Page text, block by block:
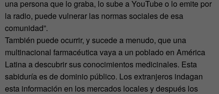
una persona que lo graba, lo sube a YouTube o lo emite por
la radio, puede vulnerar las normas sociales de esa
comunidad”.
También puede ocurrir, y sucede a menudo, que una
multinacional farmacéutica vaya a un poblado en América
Latina a descubrir sus conocimientos medicinales. Esta
sabiduría es de dominio público. Los extranjeros indagan
esta información en los mercados locales y después los